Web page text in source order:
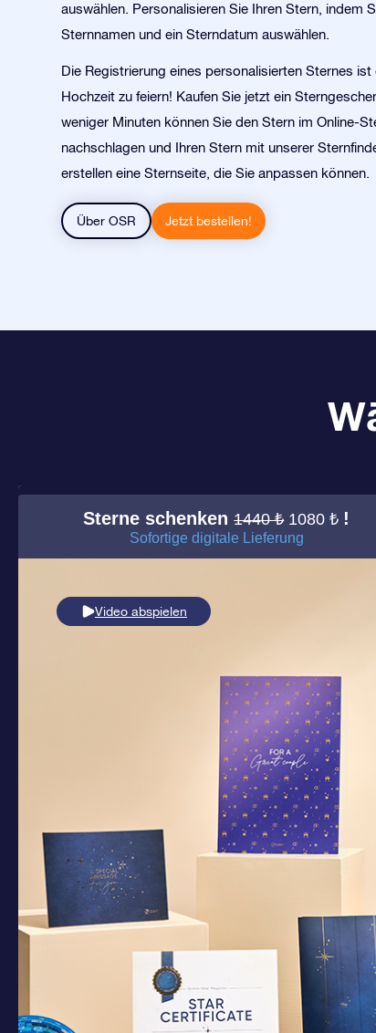
auswählen. Personalisieren Sie Ihren Stern, indem
Sternnamen und ein Sterndatum auswählen.
Die Registrierung eines personalisierten Sternes ist
Hochzeit zu feiern! Kaufen Sie jetzt ein
weniger Minuten können Sie den Stern im Online-
nachschlagen und Ihren Stern mit unserer
erstellen eine Sternseite, die Sie anpassen können.
Über OSR Jetzt bestellen!
Sterne schenken1440 ₺ 1080 ₺ !
Sofortige digitale Lieferung
Video abspielen